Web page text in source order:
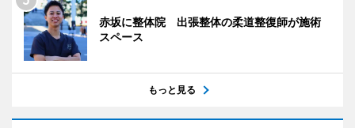
赤坂に整体院 出張整体の柔道整復師が施術
スペース
もっと見る